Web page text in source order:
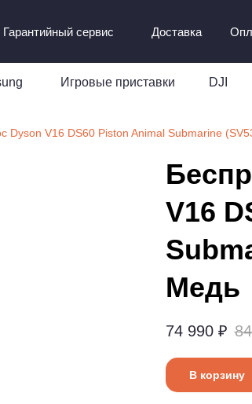
Гарантийный сервис Доставка
Игровые приставки DJI
Dyson V16 DS60 Piston Animal Submarine
V16
Медь
74 990 ₽
В корзину